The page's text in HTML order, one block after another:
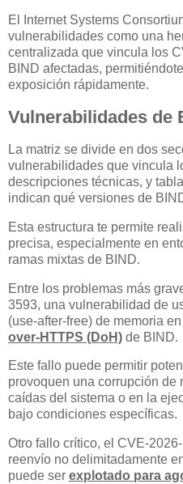
El Internet Systems
vulnerabilidades como una
centralizada que vincula los
BIND afectadas,
exposición rápidamente.
Vulnerabilidades de
La matriz se divide en dos
vulnerabilidades que vincula
descripciones técnicas, y
indican qué versiones de
Esta estructura te permite
precisa, especialmente en
ramas mixtas de BIND.
Entre los problemas más
3593, una vulnerabilidad de
(use-after-free) de memoria
over-HTTPS (DoH) de BIND.
Este fallo puede permitir
provoquen una corrupción de
caídas del sistema o en la
bajo condiciones específicas.
Otro fallo crítico, el CVE-
reenvío no delimitadamente
puede ser explotado para